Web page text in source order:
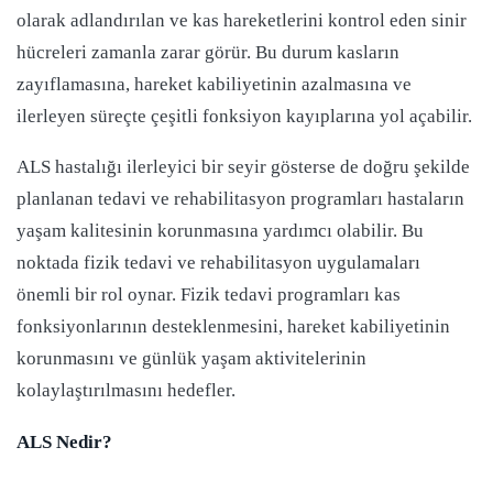
olarak adlandırılan ve kas hareketlerini kontrol eden sinir
hücreleri zamanla zarar görür. Bu durum kasların
zayıflamasına, hareket kabiliyetinin azalmasına ve
ilerleyen süreçte çeşitli fonksiyon kayıplarına yol açabilir.
ALS hastalığı ilerleyici bir seyir gösterse de doğru şekilde
planlanan tedavi ve rehabilitasyon programları hastaların
yaşam kalitesinin korunmasına yardımcı olabilir. Bu
noktada fizik tedavi ve rehabilitasyon uygulamaları
önemli bir rol oynar. Fizik tedavi programları kas
fonksiyonlarının desteklenmesini, hareket kabiliyetinin
korunmasını ve günlük yaşam aktivitelerinin
kolaylaştırılmasını hedefler.
ALS Nedir?